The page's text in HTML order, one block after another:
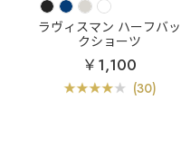
ラヴィスマン ハーフバッ
クショーツ
￥1,100
(30)